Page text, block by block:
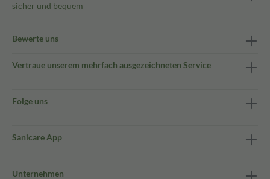
sicher und bequem
Bewerte uns
Vertraue unserem mehrfach ausgezeichneten Service
Folge uns
Sanicare App
Unternehmen